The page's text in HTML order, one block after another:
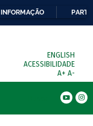
ENGLISH
ACESSIBILIDADE
A+ A-